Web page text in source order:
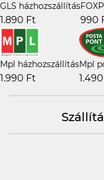
GLS házhozszállítás
1.890 Ft 990
Mpl házhozszállítás
1.990 Ft
Mpl